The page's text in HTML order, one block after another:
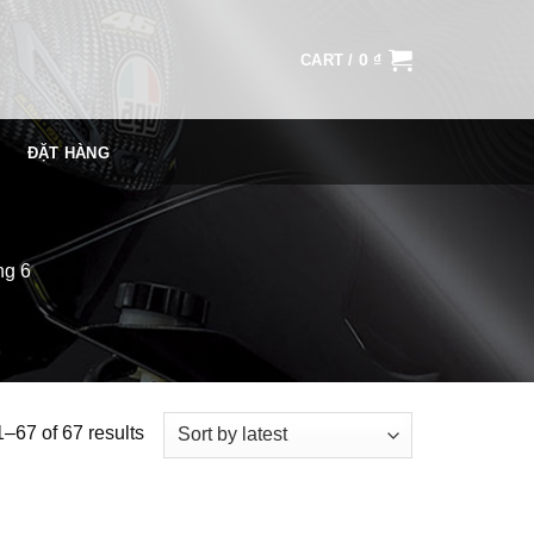
CART / 0 ₫
ĐẶT HÀNG
6
of 67 results